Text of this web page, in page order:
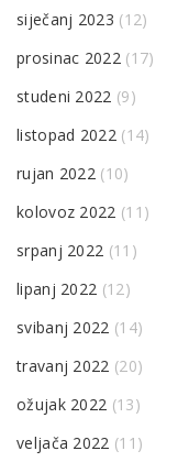
siječanj 2023 (12)
prosinac 2022 (17)
studeni 2022 (9)
listopad 2022 (14)
rujan 2022 (10)
kolovoz 2022 (11)
srpanj 2022 (11)
lipanj 2022 (12)
svibanj 2022 (14)
travanj 2022 (20)
ožujak 2022 (13)
veljača 2022 (11)